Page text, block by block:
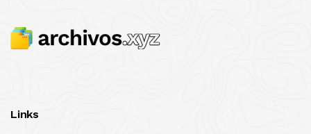
Links